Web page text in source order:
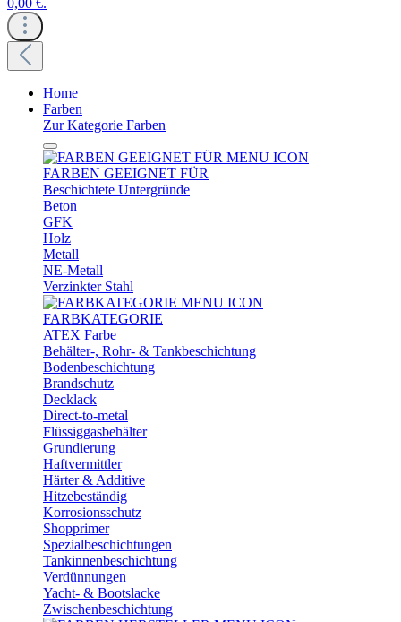
0,00 €.
Home
Farben
Zur Kategorie Farben
FARBEN GEEIGNET FÜR
Beschichtete Untergründe
Beton
GFK
Holz
Metall
NE-Metall
Verzinkter Stahl
FARBKATEGORIE
ATEX Farbe
Behälter-, Rohr- & Tankbeschichtung
Bodenbeschichtung
Brandschutz
Decklack
Direct-to-metal
Flüssiggasbehälter
Grundierung
Haftvermittler
Härter & Additive
Hitzebeständig
Korrosionsschutz
Shopprimer
Spezialbeschichtungen
Tankinnenbeschichtung
Verdünnungen
Yacht- & Bootslacke
Zwischenbeschichtung